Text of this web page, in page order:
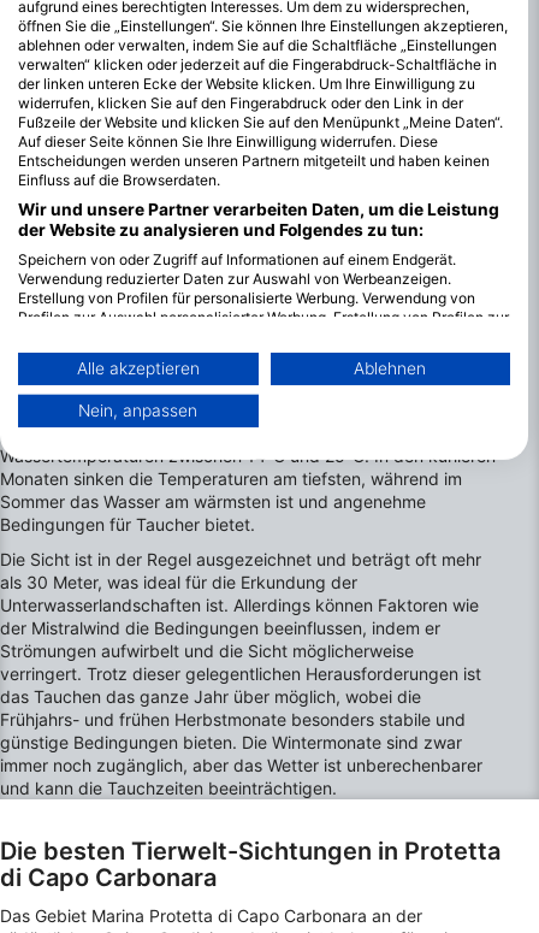
Protetta di Capo Carbonara
Das Gebiet Marina Protetta di Capo Carbonara bietet das
ganze Jahr über günstige Tauchbedingungen mit
Wassertemperaturen zwischen 14°C und 25°C. In den kühleren
Monaten sinken die Temperaturen am tiefsten, während im
Sommer das Wasser am wärmsten ist und angenehme
Bedingungen für Taucher bietet.
Die Sicht ist in der Regel ausgezeichnet und beträgt oft mehr
als 30 Meter, was ideal für die Erkundung der
Unterwasserlandschaften ist. Allerdings können Faktoren wie
der Mistralwind die Bedingungen beeinflussen, indem er
Strömungen aufwirbelt und die Sicht möglicherweise
verringert. Trotz dieser gelegentlichen Herausforderungen ist
das Tauchen das ganze Jahr über möglich, wobei die
Frühjahrs- und frühen Herbstmonate besonders stabile und
günstige Bedingungen bieten. Die Wintermonate sind zwar
immer noch zugänglich, aber das Wetter ist unberechenbarer
und kann die Tauchzeiten beeinträchtigen.
Die besten Tierwelt-Sichtungen in Protetta
di Capo Carbonara
Das Gebiet Marina Protetta di Capo Carbonara an der
aufgrund eines berechtigten Interesses. Um dem zu widersprechen,
öffnen Sie die „Einstellungen“. Sie können Ihre Einstellungen akzeptieren,
ablehnen oder verwalten, indem Sie auf die Schaltfläche „Einstellungen
verwalten“ klicken oder jederzeit auf die Fingerabdruck-Schaltfläche in
der linken unteren Ecke der Website klicken. Um Ihre Einwilligung zu
widerrufen, klicken Sie auf den Fingerabdruck oder den Link in der
Fußzeile der Website und klicken Sie auf den Menüpunkt „Meine Daten“.
Auf dieser Seite können Sie Ihre Einwilligung widerrufen. Diese
Entscheidungen werden unseren Partnern mitgeteilt und haben keinen
Einfluss auf die Browserdaten.
Wir und unsere Partner verarbeiten Daten, um die Leistung
der Website zu analysieren und Folgendes zu tun:
Speichern von oder Zugriff auf Informationen auf einem Endgerät.
Verwendung reduzierter Daten zur Auswahl von Werbeanzeigen.
Erstellung von Profilen für personalisierte Werbung. Verwendung von
Profilen zur Auswahl personalisierter Werbung. Erstellung von Profilen zur
personalisierter Inhalte. Messung der Werbeleistung. Messung der
Performance von Inhalten. Analyse von Zielgruppen durch Statistiken
oder Kombinationen von Daten aus verschiedenen Quellen. Entwicklung
und Verbesserung der Angebote. Verwendung reduzierter Daten zur
Auswahl von Inhalten.
Weitere Infos zur Datennutzung durch Google findest du hier:
https://business.safety.google/privacy/
Daten können außerhalb der Europäischen Union weitergegeben und in
die USA gesendet werden.
Website/App.
Partnerliste anzeigen (1 IAB-Anbieter)
Wir nutzen Ihre Daten für folgende Zwecke:
IAB-Verarbeitungszwecke:
Speichern von oder Zugriff auf
Informationen auf einem Endgerät
Verwendung reduzierter Daten zur Auswahl
von Werbeanzeigen
Werbung
personalisierter Werbung
Alle akzeptieren Ablehnen
Nein, anpassen